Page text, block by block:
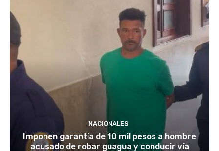
NACIONALES
Imponen garantía de 10 mil pesos a hombre
acusado de robar guagua y conducir vía